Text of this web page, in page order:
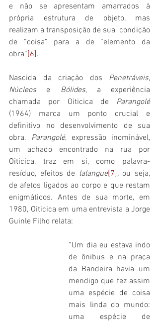
e não se apresentam amarrados à
própria estrutura de objeto, mas
realizam a transposição de sua  condição
de “coisa” para a de “elemento da
obra”[6].
Nascida da criação dos Penetráveis
Núcleos e Bólides, a experiência
chamada por Oiticica de
Parangolé
(1964) marca um ponto crucial e
definitivo no desenvolvimento de sua
obra. Parangolé, expressão inominável,
um achado encontrado na rua por
Oiticica, traz em si, como palavra-
resíduo, efeitos de lalangue[7], ou seja,
de afetos ligados ao corpo e que restam
enigmáticos. Antes de sua morte, em
1980, Oiticica em uma entrevista a Jorge
Guinle Filho relata:
“Um dia eu estava indo
de ônibus e na praça
da Bandeira havia um
mendigo que fez assim
uma espécie de coisa
mais linda do mundo:
uma espécie de